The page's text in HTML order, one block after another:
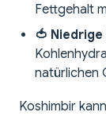
Fettgehalt
🍅
natürlichen
Koshimbir